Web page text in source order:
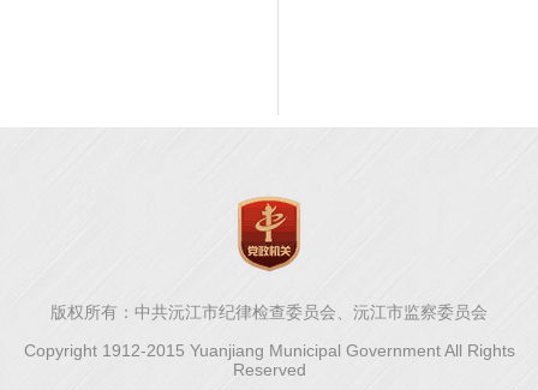
版权所有：中共沅江市纪律检查委员会、沅江市监察委员会
Copyright 1912-2015 Yuanjiang Municipal Government All Rights
Reserved